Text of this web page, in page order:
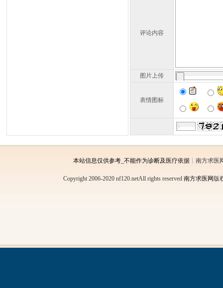
评论内容
图片上传
表情图标
本站信息仅供参考_不能作为诊断及医疗依据┊南方求医
Copyright 2006-2020 nf120.netAll rights reserved 南方求医网 版